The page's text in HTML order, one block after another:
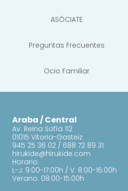
ASÓCIATE
Preguntas Frecuentes
Ocio Familiar
Araba / Central
Av. Reina Sofía 112
01015 Vitoria-Gasteiz
945 25 36 02 / 688 72 89 31
hirukide@hirukide.com
Horario:
L-J: 9:00-17:00h / V: 8:00-16:00h
Verano: 08:00-15:00h